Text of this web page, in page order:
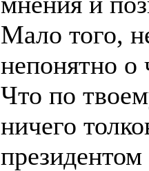
Мало того,
непонятно о
Что по
ничего